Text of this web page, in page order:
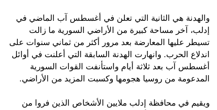
والهدنة هي الثانية التي تعلن في أغسطس آب الماضي في
إدلب، آخر مساحة كبيرة من الأراضي السورية ما زالت
تسيطر عليها المعارضة بعد مرور أكثر من ثماني سنوات على
اندلاع الحرب. وانهارت الهدنة السابقة التي أعلنت في أوائل
أغسطس آب بعد ثلاثة أيام واستأنفت القوات السورية
المدعومة من روسيا هجومها وكسبت المزيد من الأراضي.
ويقيم في محافظة إدلب ملايين الأشخاص الذين فروا من